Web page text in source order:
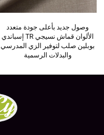
قماش جورجيت شيفون 75D بسعر
رخيص البوليستر 100% 2800 لفّة
شيفون اللؤلؤي لصناعة الفساتين